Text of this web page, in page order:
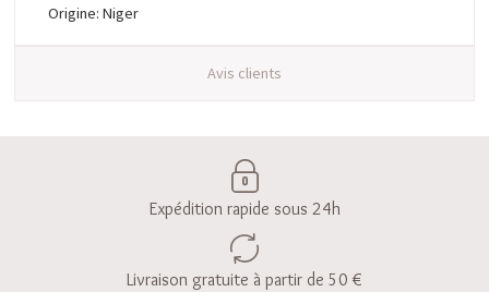
Origine: Niger
Avis clients
Expédition rapide sous 24h
Livraison gratuite à partir de 50 €